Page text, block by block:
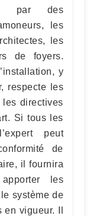
par des
les
les
de foyers.
y
respecte les
directives
Si tous les
peut
de
il fournira
les
système de
vigueur. Il